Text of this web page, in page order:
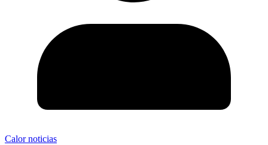
Calor noticias